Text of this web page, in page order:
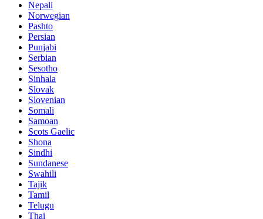
Nepali
Norwegian
Pashto
Persian
Punjabi
Serbian
Sesotho
Sinhala
Slovak
Slovenian
Somali
Samoan
Scots Gaelic
Shona
Sindhi
Sundanese
Swahili
Tajik
Tamil
Telugu
Thai